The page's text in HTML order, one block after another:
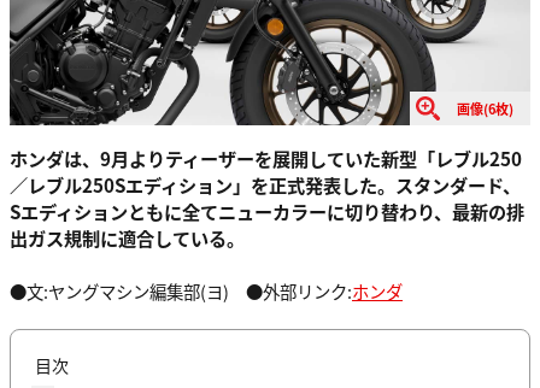
画像(6枚)
ホンダは、9月よりティーザーを展開していた新型「レブル250
／レブル250Sエディション」を正式発表した。スタンダード、
Sエディションともに全てニューカラーに切り替わり、最新の排
出ガス規制に適合している。
●文:ヤングマシン編集部(ヨ) ●外部リンク:ホンダ
目次